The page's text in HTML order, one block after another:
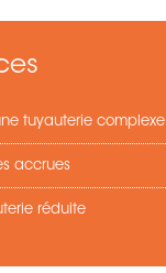
tuyauterie complexe
accrues
réduite